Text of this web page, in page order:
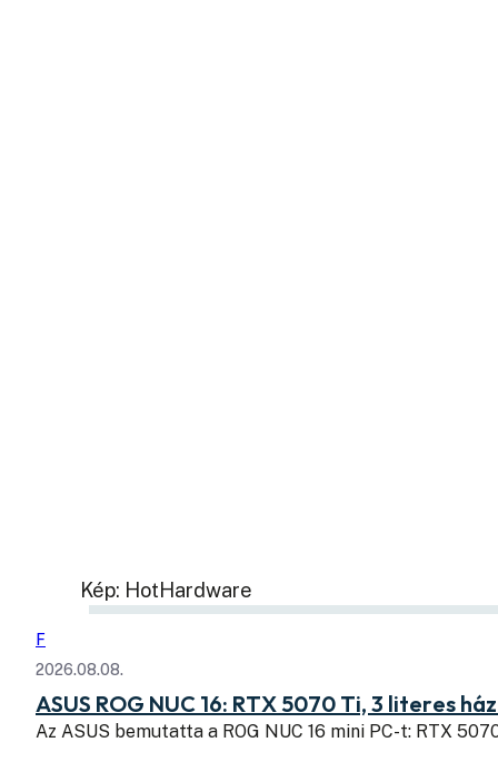
Kép: HotHardware
F
2026.08.08.
ASUS ROG NUC 16: RTX 5070 Ti, 3 literes
Az ASUS bemutatta a ROG NUC 16 mini PC-t: RTX